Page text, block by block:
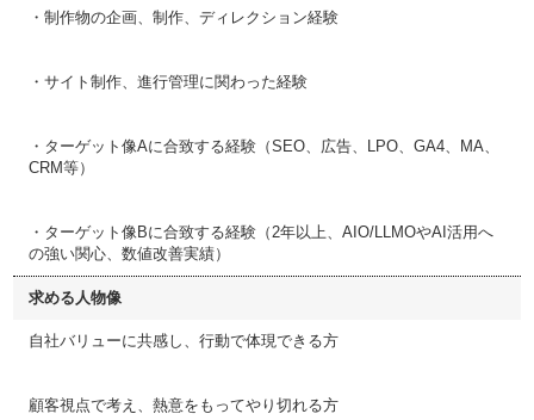
・制作物の企画、制作、ディレクション経験
・サイト制作、進行管理に関わった経験
・ターゲット像Aに合致する経験（SEO、広告、LPO、GA4、MA、
CRM等）
・ターゲット像Bに合致する経験（2年以上、AIO/LLMOやAI活用へ
の強い関心、数値改善実績）
求める人物像
自社バリューに共感し、行動で体現できる方
顧客視点で考え、熱意をもってやり切れる方